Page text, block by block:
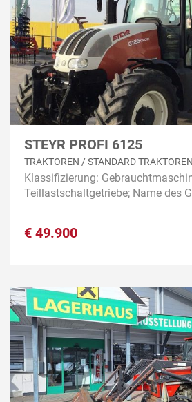
STEYR PROFI 6125
TRAKTOREN / STANDARD TRAKTOREN
Klassifizierung:
Teillastschaltgetriebe; Name des
€ 49.900